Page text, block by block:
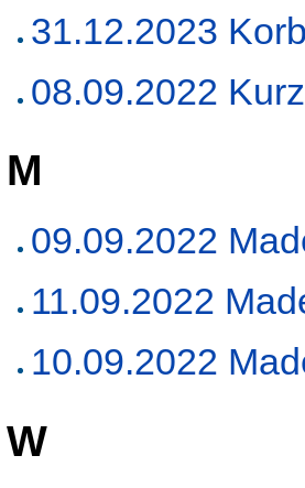
31.12.2023
08.09.2022
M
09.09.2022
11.09.2022
10.09.2022
W